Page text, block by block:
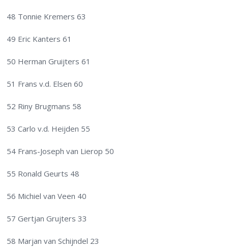
48 Tonnie Kremers 63
49 Eric Kanters 61
50 Herman Gruijters 61
51 Frans v.d. Elsen 60
52 Riny Brugmans 58
53 Carlo v.d. Heijden 55
54 Frans-Joseph van Lierop 50
55 Ronald Geurts 48
56 Michiel van Veen 40
57 Gertjan Grujters 33
58 Marjan van Schijndel 23